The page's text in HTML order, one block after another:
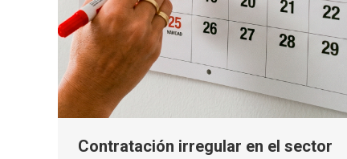
Contratación irregular en el sector